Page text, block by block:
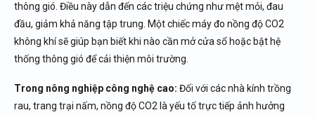
thông gió. Điều này dẫn đến các triệu chứng như mệt mỏi, đau
đầu, giảm khả năng tập trung. Một chiếc máy đo nồng độ CO2
không khí sẽ giúp bạn biết khi nào cần mở cửa sổ hoặc bật hệ
thống thông gió để cải thiện môi trường.
Trong nông nghiệp công nghệ cao: Đối với các nhà kính trồng
rau, trang trại nấm, nồng độ CO2 là yếu tố trực tiếp ảnh hưởng